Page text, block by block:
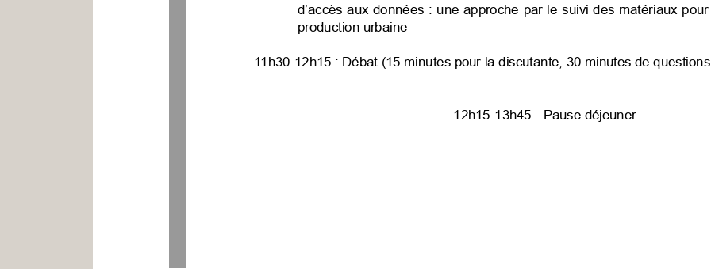
d’accès aux données : une approche par le suivi des matériaux pour
production urbaine
11h30-12h15 : Débat (15 minutes pour la discutante, 30 minutes de
12h15-13h45 - Pause déjeuner